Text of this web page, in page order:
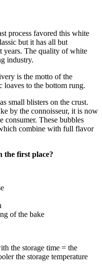
process favored this white
but it has all but
years. The quality of white
industry.
is the motto of the
loaves to the bottom rung.
small blisters on the crust.
by the connoisseur, it is now
consumer. These bubbles
combine with full flavor
the first place?
of the bake
the storage time = the
the storage temperature